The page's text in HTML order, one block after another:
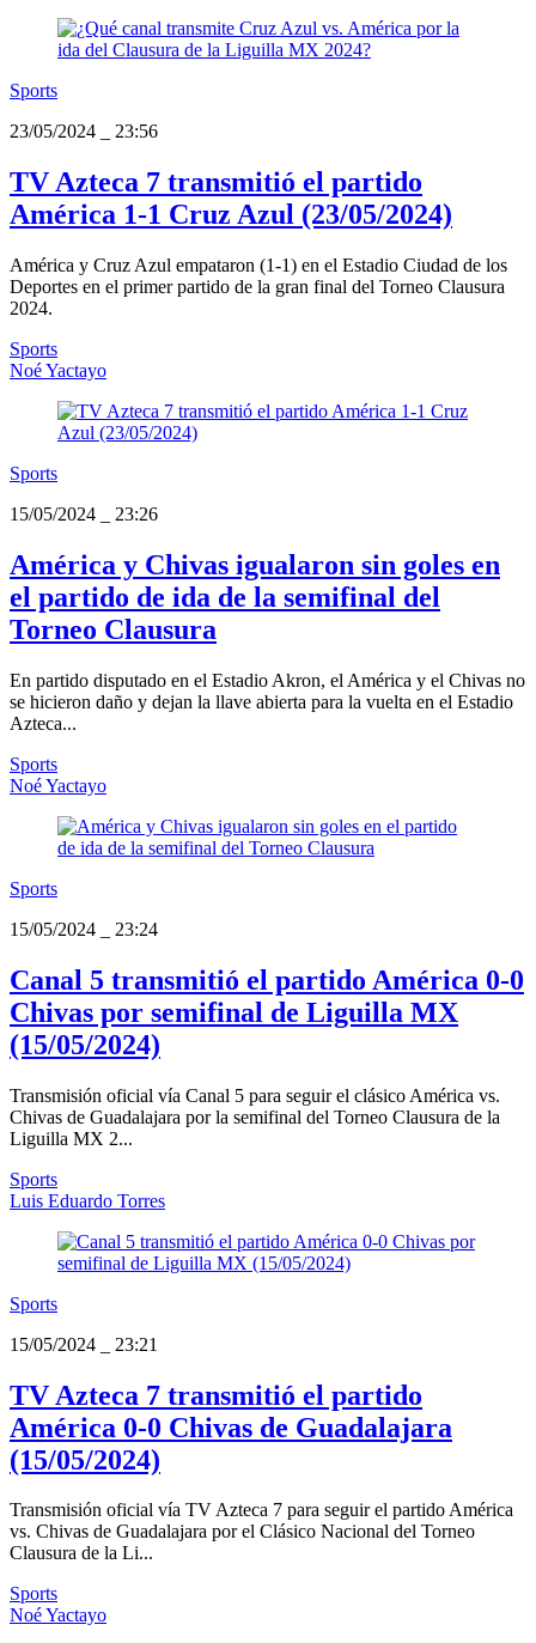
Sports
23/05/2024
23:56
TV Azteca 7 transmitió el partido
América 1-1 Cruz Azul (23/05/2024)
América y Cruz Azul empataron (1-1) en el Estadio Ciudad de los
Deportes en el primer partido de la gran final del Torneo Clausura
2024.
Sports
Noé Yactayo
Sports
15/05/2024
23:26
América y Chivas igualaron sin goles en
el partido de ida de la semifinal del
Torneo Clausura
En partido disputado en el Estadio Akron, el América y el Chivas no
se hicieron daño y dejan la llave abierta para la vuelta en el Estadio
Azteca...
Sports
Noé Yactayo
Sports
15/05/2024
23:24
Canal 5 transmitió el partido América 0-0
Chivas por semifinal de Liguilla MX
(15/05/2024)
Transmisión oficial vía Canal 5 para seguir el clásico América vs.
Chivas de Guadalajara por la semifinal del Torneo Clausura de la
Liguilla MX 2...
Sports
Luis Eduardo Torres
Sports
15/05/2024
23:21
TV Azteca 7 transmitió el partido
América 0-0 Chivas de Guadalajara
(15/05/2024)
Transmisión oficial vía TV Azteca 7 para seguir el partido América
vs. Chivas de Guadalajara por el Clásico Nacional del Torneo
Clausura de la Li...
Sports
Noé Yactayo